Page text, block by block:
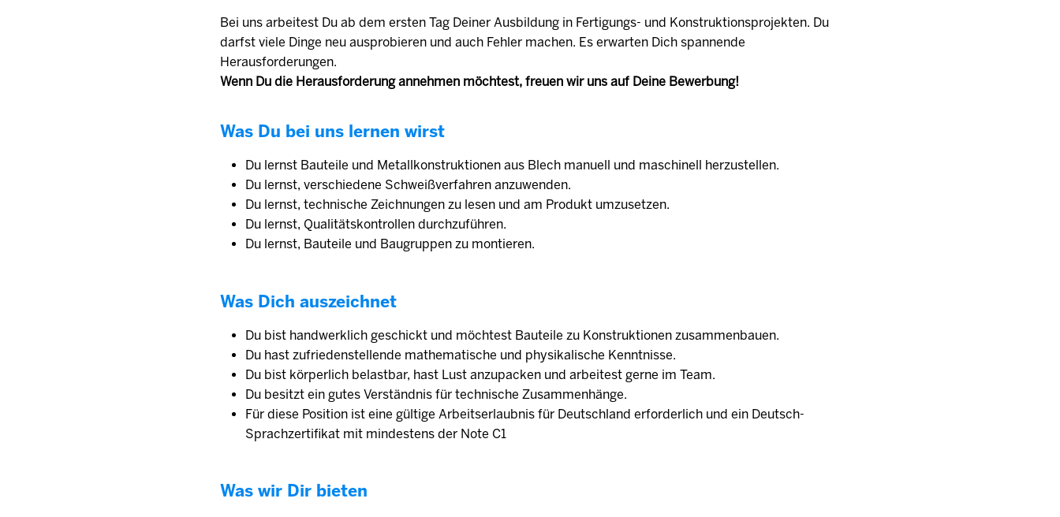
Bei uns arbeitest Du ab dem ersten Tag Deiner Ausbildung in Fertigungs- und Konstruktionsprojekten. Du
darfst viele Dinge neu ausprobieren und auch Fehler machen. Es erwarten Dich spannende
Herausforderungen.
Wenn Du die Herausforderung annehmen möchtest, freuen wir uns auf Deine Bewerbung!
Was Du bei uns lernen wirst
Du lernst Bauteile und Metallkonstruktionen aus Blech manuell und maschinell herzustellen.
Du lernst, verschiedene Schweißverfahren anzuwenden.
Du lernst, technische Zeichnungen zu lesen und am Produkt umzusetzen.
Du lernst, Qualitätskontrollen durchzuführen.
Du lernst, Bauteile und Baugruppen zu montieren.
Was Dich auszeichnet
Du bist handwerklich geschickt und möchtest Bauteile zu Konstruktionen zusammenbauen.
Du hast zufriedenstellende mathematische und physikalische Kenntnisse.
Du bist körperlich belastbar, hast Lust anzupacken und arbeitest gerne im Team.
Du besitzt ein gutes Verständnis für technische Zusammenhänge.
Für diese Position ist eine gültige Arbeitserlaubnis für Deutschland erforderlich und ein Deutsch-
Sprachzertifikat mit mindestens der Note C1
Was wir Dir bieten